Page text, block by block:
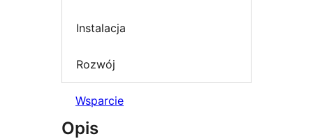
Instalacja
Rozwój
Wsparcie
Opis